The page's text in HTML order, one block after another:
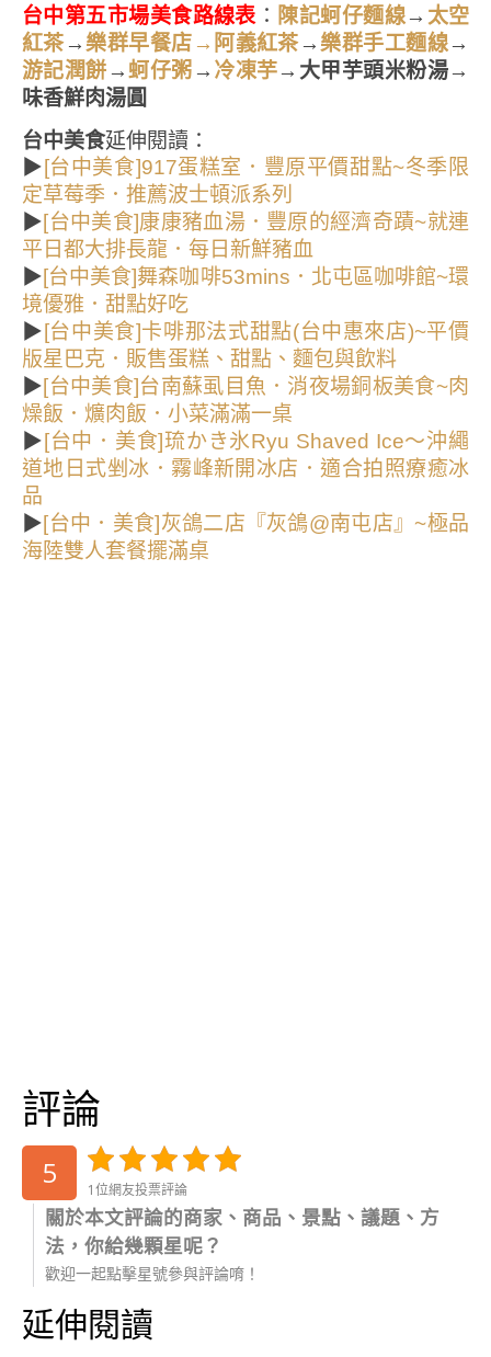
台中第五市場美食路線表： 陳記蚵仔麵線→ 太空
紅茶→ 樂群早餐店→阿義紅茶→ 樂群手工麵線→
游記潤餅 →蚵仔粥 → 冷凍芋→大甲芋頭米粉湯→
味香鮮肉湯圓
台中美食延伸閱讀：
▶ [台中美食]917蛋糕室．豐原平價甜點~冬季限
定草莓季．推薦波士頓派系列
▶[台中美食]康康豬血湯．豐原的經濟奇蹟~就連
平日都大排長龍．每日新鮮豬血
▶[台中美食]舞森咖啡53mins．北屯區咖啡館~環
境優雅．甜點好吃
▶ [台中美食]卡啡那法式甜點(台中惠來店)~平價
版星巴克．販售蛋糕、甜點、麵包與飲料
▶[台中美食]台南蘇虱目魚．消夜場銅板美食~肉
燥飯．爌肉飯．小菜滿滿一桌
▶ [台中．美食]琉かき氷Ryu Shaved Ice～沖繩
道地日式剉冰．霧峰新開冰店．適合拍照療癒冰
品
▶[台中．美食]灰鴿二店『灰鴿@南屯店』~極品
海陸雙人套餐擺滿桌
評論
5 1位網友投票評論
關於本文評論的商家、商品、景點、議題、方
法，你給幾顆星呢？
歡迎一起點擊星號參與評論唷！
延伸閱讀